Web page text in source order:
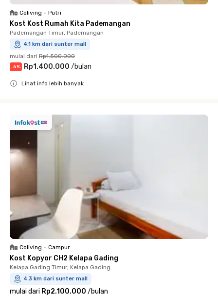
Coliving • Putri
Kost Kost Rumah Kita Pademangan
Pademangan Timur, Pademangan
4.1 km dari sunter mall
mulai dari Rp1.500.000
-6% Rp1.400.000 /bulan
Lihat info lebih banyak
Coliving • Campur
Kost Kopyor CH2 Kelapa Gading
Kelapa Gading Timur, Kelapa Gading
4.3 km dari sunter mall
mulai dari Rp2.100.000 /bulan